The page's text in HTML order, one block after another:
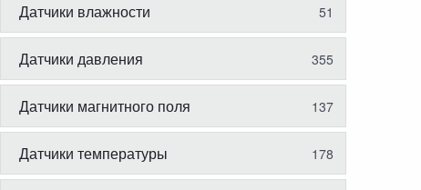
Датчики влажности 51
Датчики давления 355
Датчики магнитного поля 137
Датчики температуры 178